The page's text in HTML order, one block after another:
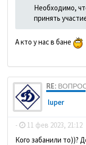
Необходимо,
принять
А кто у нас в бане
RE:
luper
- 11 фев 2023, 21:12
Кого забанили то))?